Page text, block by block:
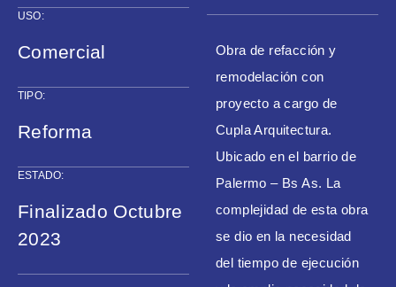
USO:
Comercial
TIPO:
Reforma
ESTADO:
Finalizado Octubre
2023
Obra de refacción y
remodelación con
proyecto a cargo de
Cupla Arquitectura.
Ubicado en el barrio de
Palermo – Bs As. La
complejidad de esta obra
se dio en la necesidad
del tiempo de ejecución